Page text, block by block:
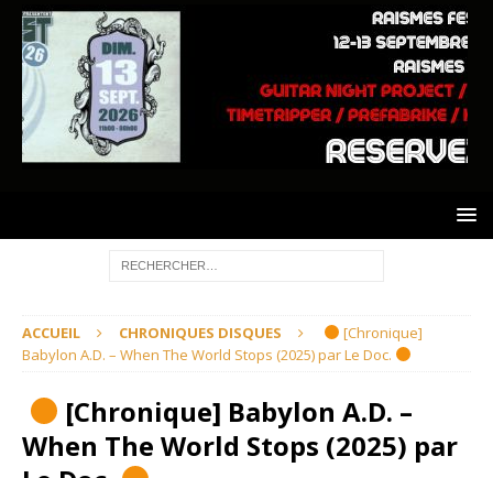
ACCUEIL CHRONIQUES DISQUES
[Chronique]
Babylon A.D. – When The World Stops (2025) par Le Doc.
[Chronique] Babylon A.D. –
When The World Stops (2025) par